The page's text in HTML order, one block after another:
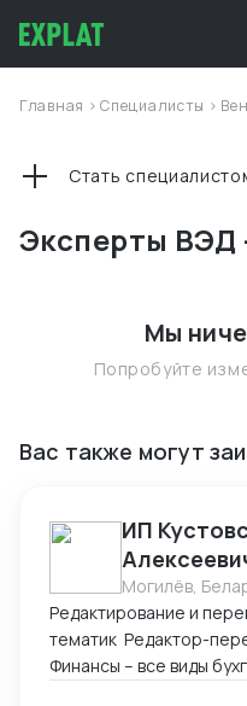
Главная >Специалисты >
Эксперты ВЭД
Стать
Мы
Попробуйте
Вас также могут
ИП
Могилёв,
Редактирование и
тематик Редактор-
Финансы – все виды